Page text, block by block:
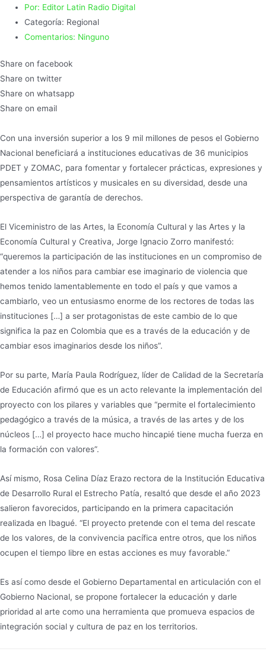
Por: Editor Latin Radio Digital
Categoría: Regional
Comentarios: Ninguno
Share on facebook
Share on twitter
Share on whatsapp
Share on email
Con una inversión superior a los 9 mil millones de pesos el Gobierno
Nacional beneficiará a instituciones educativas de 36 municipios
PDET y ZOMAC, para fomentar y fortalecer prácticas, expresiones y
pensamientos artísticos y musicales en su diversidad, desde una
perspectiva de garantía de derechos.
El Viceministro de las Artes, la Economía Cultural y las Artes y la
Economía Cultural y Creativa, Jorge Ignacio Zorro manifestó:
“queremos la participación de las instituciones en un compromiso de
atender a los niños para cambiar ese imaginario de violencia que
hemos tenido lamentablemente en todo el país y que vamos a
cambiarlo, veo un entusiasmo enorme de los rectores de todas las
instituciones […] a ser protagonistas de este cambio de lo que
significa la paz en Colombia que es a través de la educación y de
cambiar esos imaginarios desde los niños”.
Por su parte, María Paula Rodríguez, líder de Calidad de la Secretaría
de Educación afirmó que es un acto relevante la implementación del
proyecto con los pilares y variables que “permite el fortalecimiento
pedagógico a través de la música, a través de las artes y de los
núcleos […] el proyecto hace mucho hincapié tiene mucha fuerza en
la formación con valores”.
Así mismo, Rosa Celina Díaz Erazo rectora de la Institución Educativa
de Desarrollo Rural el Estrecho Patía, resaltó que desde el año 2023
salieron favorecidos, participando en la primera capacitación
realizada en Ibagué. “El proyecto pretende con el tema del rescate
de los valores, de la convivencia pacífica entre otros, que los niños
ocupen el tiempo libre en estas acciones es muy favorable.”
Es así como desde el Gobierno Departamental en articulación con el
Gobierno Nacional, se propone fortalecer la educación y darle
prioridad al arte como una herramienta que promueva espacios de
integración social y cultura de paz en los territorios.